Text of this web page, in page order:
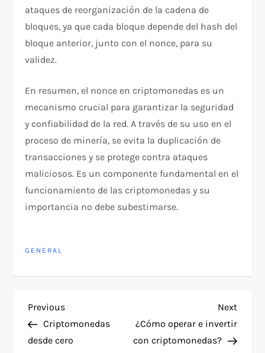
ataques de reorganización de la cadena de
bloques, ya que cada bloque depende del hash del
bloque anterior, junto con el nonce, para su
validez.
En resumen, el nonce en criptomonedas es un
mecanismo crucial para garantizar la seguridad
y confiabilidad de la red. A través de su uso en el
proceso de minería, se evita la duplicación de
transacciones y se protege contra ataques
maliciosos. Es un componente fundamental en el
funcionamiento de las criptomonedas y su
importancia no debe subestimarse.
GENERAL
P
o
Previous
Post
Previous
Criptomonedas
desde cero
Next
Post
Next
¿Cómo operar e invertir
con criptomonedas?